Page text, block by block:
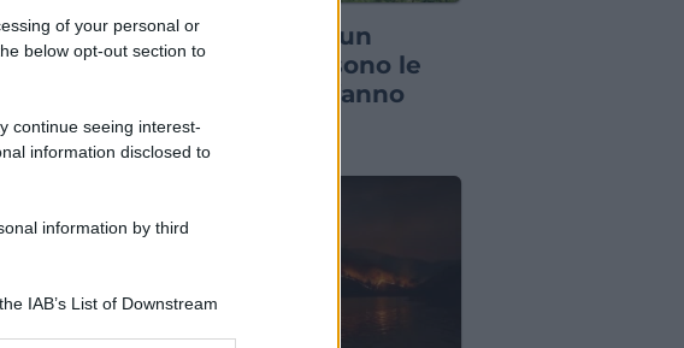
of your personal or
below opt-out section to
continue seeing interest-
information disclosed to
information by third
IAB’s List of Downstream
Se il budget non è un
problema, queste sono le
mete di lusso che fanno
sognare nel 2026